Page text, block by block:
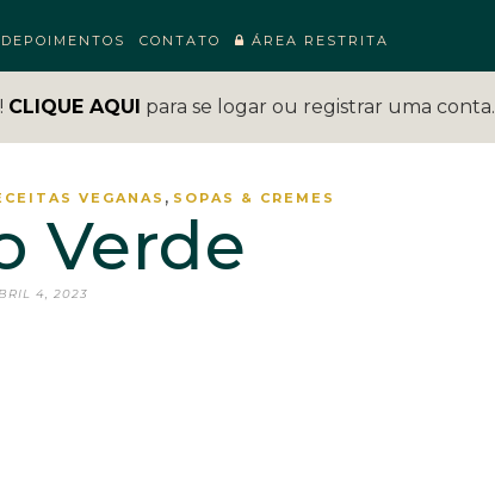
DEPOIMENTOS CONTATO ÁREA RESTRITA
CLIQUE AQUI para se logar ou registrar uma conta.
VEGANAS , SOPAS & CREMES
Verde
4, 2023